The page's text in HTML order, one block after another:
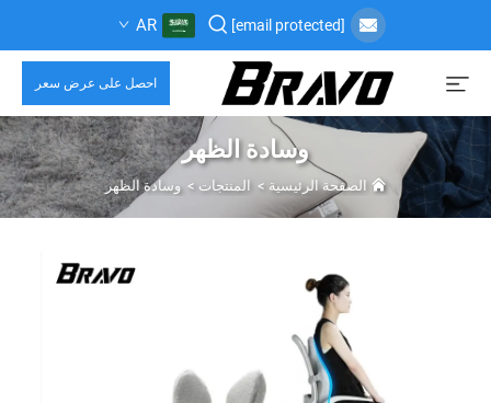
[email protected]
AR
احصل على عرض سعر
وسادة الظهر
الصفحة الرئيسية > المنتجات >وسادة الظهر